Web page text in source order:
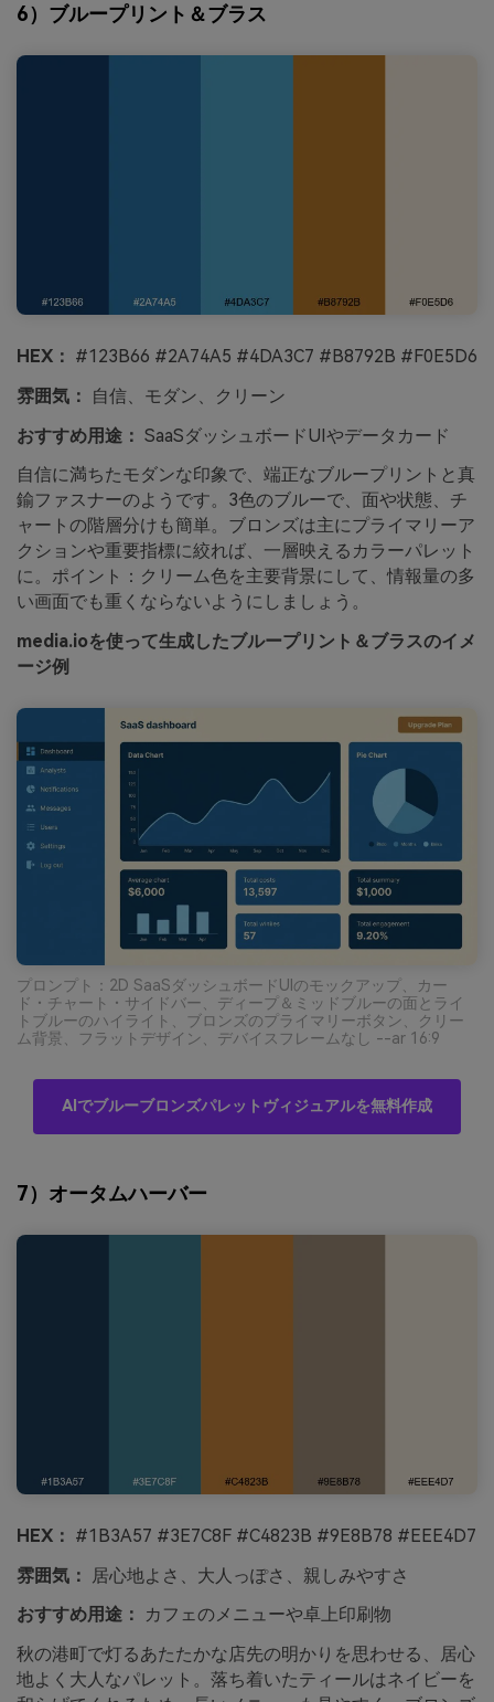
6）ブループリント＆ブラス
HEX： #123B66 #2A74A5 #4DA3C7 #B8792B #F0E5D6
雰囲気：
自信、モダン、クリーン
おすすめ用途： SaaSダッシュボードUIやデータカード
自信に満ちたモダンな印象で、端正なブループリントと真
鍮ファスナーのようです。3色のブルーで、面や状態、チ
ャートの階層分けも簡単。ブロンズは主にプライマリーア
クションや重要指標に絞れば、一層映えるカラーパレット
に。ポイント：クリーム色を主要背景にして、情報量の多
い画面でも重くならないようにしましょう。
media.ioを使って生成したブループリント＆ブラスのイメ
ージ例
プロンプト：2D SaaSダッシュボードUIのモックアップ、カー
ド・チャート・サイドバー、ディープ＆ミッドブルーの面とライ
トブルーのハイライト、ブロンズのプライマリーボタン、クリー
ム背景、フラットデザイン、デバイスフレームなし --ar 16:9
AIでブルーブロンズパレットヴィジュアルを無料作成
7）オータムハーバー
HEX： #1B3A57 #3E7C8F #C4823B #9E8B78 #EEE4D7
雰囲気：
居心地よさ、大人っぽさ、親しみやすさ
おすすめ用途：
カフェのメニューや卓上印刷物
秋の港町で灯るあたたかな店先の明かりを思わせる、居心
地よく大人なパレット。落ち着いたティールはネイビーを